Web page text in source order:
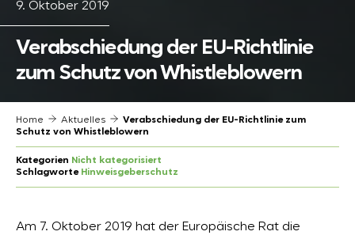
9. Oktober 2019
Verabschiedung der EU-Richtlinie
zum Schutz von Whistleblowern
Home Aktuelles
Verabschiedung der EU-Richtlinie zum
Schutz von Whistleblowern
Kategorien Nicht kategorisiert
Schlagworte Hinweisgeberschutz
Am 7. Oktober 2019 hat der Europäische Rat die